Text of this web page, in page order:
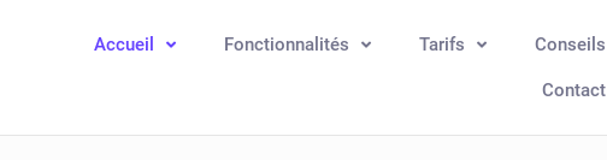
Accueil Fonctionnalités Tarifs Conseils
Contact